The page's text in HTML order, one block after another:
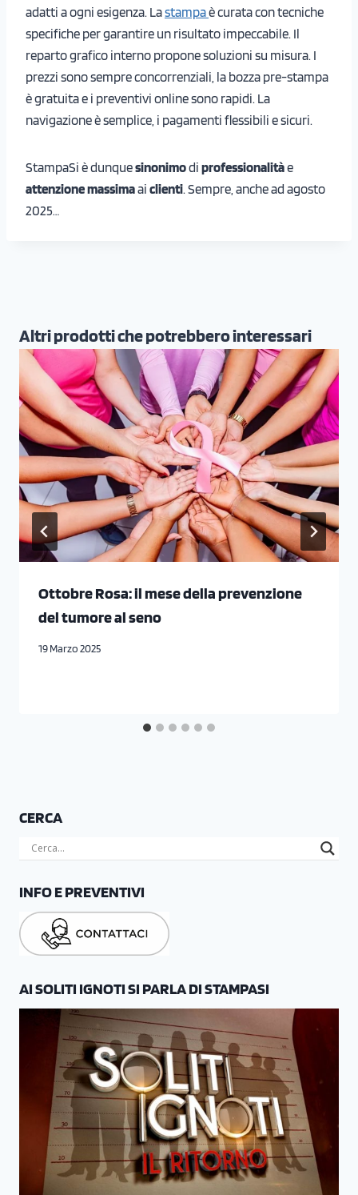
adatti a ogni esigenza. Lastampaè curata con tecniche
specifiche per garantire un risultato impeccabile. Il
reparto grafico interno propone soluzioni su misura. I
prezzi sono sempre concorrenziali, la bozza pre-stampa
è gratuita e i preventivi online sono rapidi. La
navigazione è semplice, i pagamenti flessibili e sicuri.
StampaSi è dunquesinonimodi professionalitàe
attenzionemassimaai clienti. Sempre, anche ad agosto
2025…
Altri prodotti che potrebbero interessari
Ottobre Rosa: il mese della prevenzione
del tumore al seno
19 Marzo 2025
CERCA
INFO E PREVENTIVI
AI SOLITI IGNOTI SI PARLA DI STAMPASI